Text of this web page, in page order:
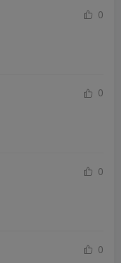
0
0
0
0